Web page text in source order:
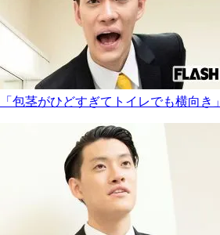
「包茎がひどすぎてトイレでも横向き」